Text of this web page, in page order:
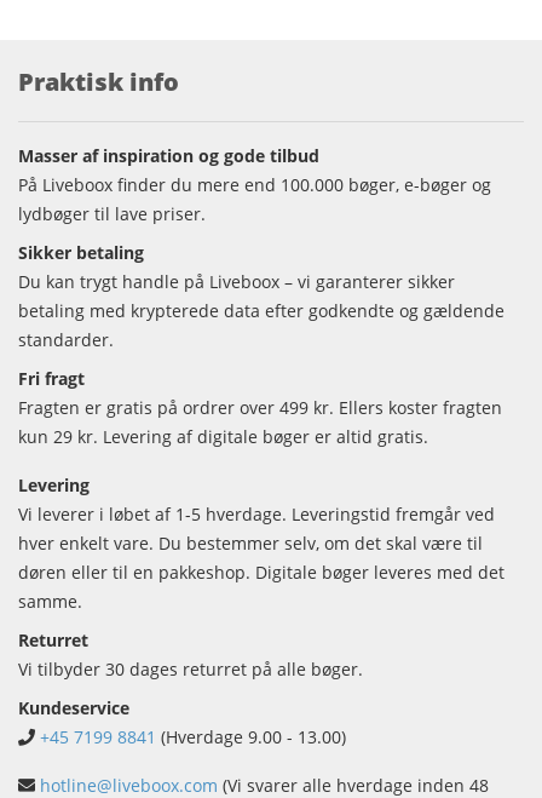
Praktisk info
Masser af inspiration og gode tilbud
På Liveboox finder du mere end 100.000 bøger, e-bøger og
lydbøger til lave priser.
Sikker betaling
Du kan trygt handle på Liveboox – vi garanterer sikker
betaling med krypterede data efter godkendte og gældende
standarder.
Fri fragt
Fragten er gratis på ordrer over 499 kr. Ellers koster fragten
kun 29 kr. Levering af digitale bøger er altid gratis.
Levering
Vi leverer i løbet af 1-5 hverdage. Leveringstid fremgår ved
hver enkelt vare. Du bestemmer selv, om det skal være til
døren eller til en pakkeshop. Digitale bøger leveres med det
samme.
Returret
Vi tilbyder 30 dages returret på alle bøger.
Kundeservice
+45 7199 8841 (Hverdage 9.00 - 13.00)
hotline@liveboox.com (Vi svarer alle hverdage inden 48